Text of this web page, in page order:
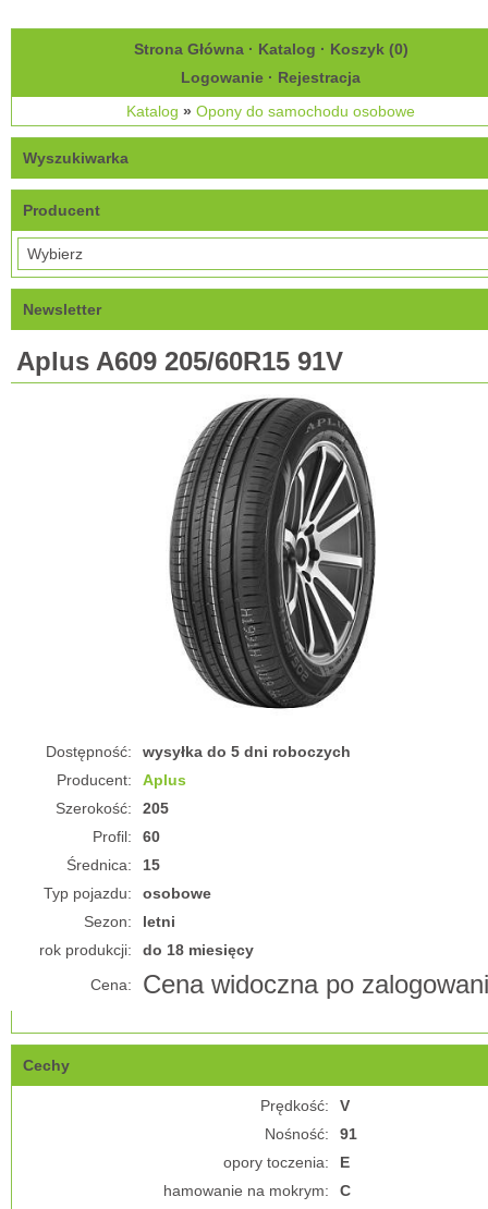
Strona Główna· Katalog · Koszyk (0)
Logowanie · Rejestracja
Katalog » Opony do samochodu osobowe
Wyszukiwarka
Producent
Newsletter
Aplus A609 205/60R15 91V
Dostępność:
wysyłka do 5 dni roboczych
Producent:
Aplus
Szerokość:
205
Profil:
60
Średnica:
15
Typ pojazdu:
osobowe
Sezon:
letni
rok produkcji:
do 18 miesięcy
Cena:
Cena widoczna po
Cechy
Prędkość:
V
Nośność:
91
opory toczenia:
E
hamowanie na mokrym:
C